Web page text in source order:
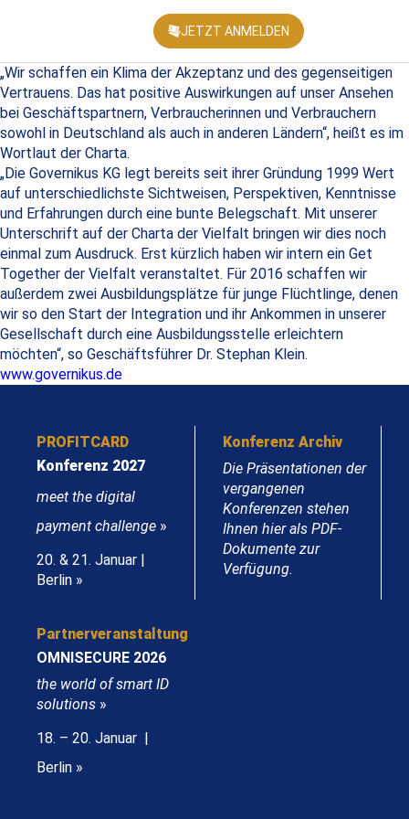
JETZT ANMELDEN
„Wir schaffen ein Klima der Akzeptanz und des gegenseitigen
Vertrauens. Das hat positive Auswirkungen auf unser Ansehen
bei Geschäftspartnern, Verbraucherinnen und Verbrauchern
sowohl in Deutschland als auch in anderen Ländern“, heißt es im
Wortlaut der Charta.
„Die Governikus KG legt bereits seit ihrer Gründung 1999 Wert
auf unterschiedlichste Sichtweisen, Perspektiven, Kenntnisse
und Erfahrungen durch eine bunte Belegschaft. Mit unserer
Unterschrift auf der Charta der Vielfalt bringen wir dies noch
einmal zum Ausdruck. Erst kürzlich haben wir intern ein Get
Together der Vielfalt veranstaltet. Für 2016 schaffen wir
außerdem zwei Ausbildungsplätze für junge Flüchtlinge, denen
wir so den Start der Integration und ihr Ankommen in unserer
Gesellschaft durch eine Ausbildungsstelle erleichtern
möchten“, so Geschäftsführer Dr. Stephan Klein.
www.governikus.de
PROFITCARD
Konferenz 2027
meet the digital
payment challenge »
20. & 21. Januar |
Berlin »
Konferenz Archiv
Die Präsentationen der
vergangenen
Konferenzen stehen
Ihnen hier als PDF-
Dokumente zur
Verfügung.
Partnerveranstaltung
OMNISECURE 2026
the world of smart ID
solutions »
18. – 20. Januar |
Berlin »